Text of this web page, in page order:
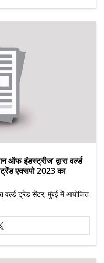
इंडस्ट्रीज’ द्वारा वर्ल्ड
एक्सपो 2023 का
वर्ल्ड ट्रेड सेंटर, मुंबई में आयोजित